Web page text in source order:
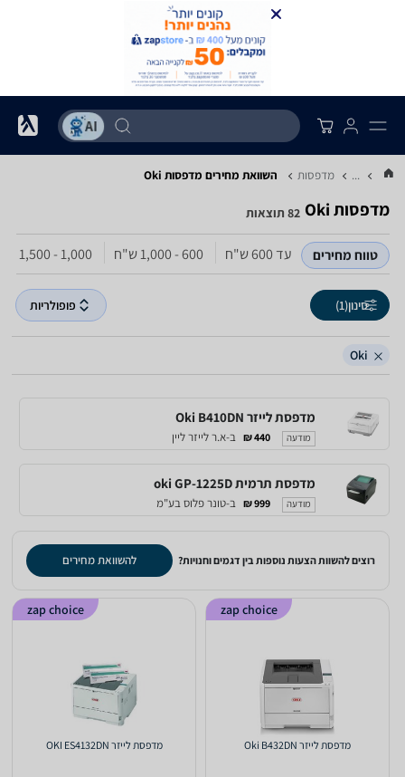
... מדפסות השוואת מחירים מדפסות ‏Oki
מדפסות ‏Oki 82 תוצאות
טווח מחירים עד 600‏ ש"ח 600 - 1,000‏ ש"ח 1,000 - 1,500‏ ש"ח
סינון(1) פופולריות
Oki
מדפסת לייזר Oki B410DN
מודעה 440 ₪ ב-א.ר לייזר ליין
מדפסת תרמית oki GP-1225D
מודעה 999 ₪ ב-טונר פלוס בע"מ
רוצים להשוות הצעות נוספות בין דגמים וחנויות? להשוואת מחירים
מדפסת לייזר Oki B432DN
zap choice
מדפסת לייזר OKI ES4132DN
zap choice